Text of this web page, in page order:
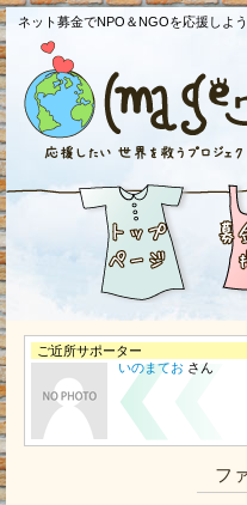
ネット募金でNPO＆NGOを応援し
ご近所サポーター
いのまてお さん
フ